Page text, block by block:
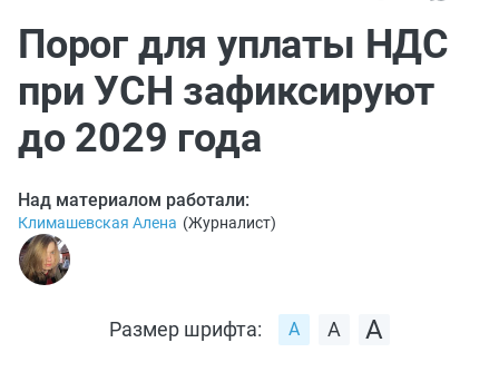
13:02
СФР переведёт обмен по пособиям в СЭДО на
платформу ГИС ЕЦП до 31 августа
#новости
Порог для уплаты НДС
при УСН зафиксируют
до 2029 года
Над материалом работали:
Климашевская Алена (Журналист)
Размер шрифта: